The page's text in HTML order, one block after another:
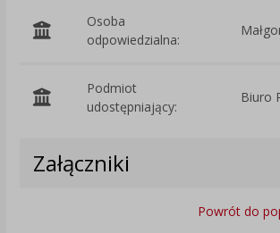
Osoba
odpowiedzialna:
Podmiot
udostępniający:
Biuro
Załączniki
Powrót do